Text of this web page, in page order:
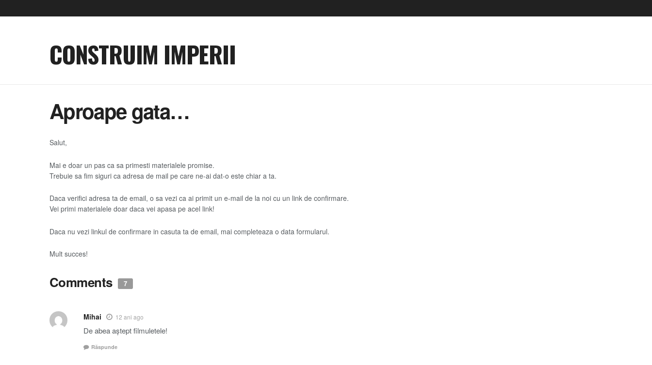
CONSTRUIM IMPERII
Aproape gata…
Salut,
Mai e doar un pas ca sa primesti materialele promise.
Trebuie sa fim siguri ca adresa de mail pe care ne-ai dat-o este chiar a ta.
Daca verifici adresa ta de email, o sa vezi ca ai primit un e-mail de la noi cu un link de confirmare.
Vei primi materialele doar daca vei apasa pe acel link!
Daca nu vezi linkul de confirmare in casuta ta de email, mai completeaza o data formularul.
Mult succes!
Comments 7
Mihai 12 ani ago
De abea aștept filmuletele!
Răspunde